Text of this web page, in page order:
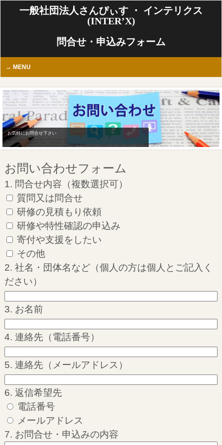
一般社団法人さんぴぃす ・ インテリクス
(INTER’X)
問合せ・申込みフォーム
MENU
お気軽にお問合せ下さい
お問い合わせフォーム
1. 問合せ内容（複数選択可）
質問又は問合せ
研修の見積もり依頼
研修や特性確認の申込み
寄付や支援をしたい
その他
2. 社名・団体名など（個人の方は個人とご記入く
ださい）
3. お名前
4. 連絡先（電話番号）
5. 連絡先（メールアドレス）
6. 返信希望先
電話番号
メールアドレス
7. お問合せ・申込みの内容